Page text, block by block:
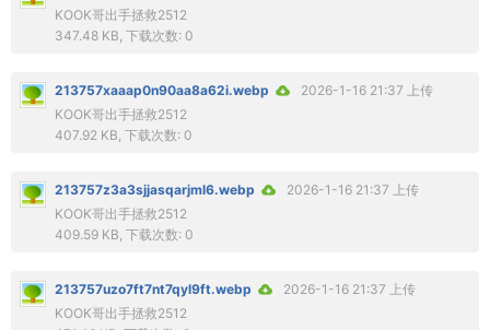
KOOK哥出手拯救2512
347.48 KB, 下载次数: 0
213757xaaap0n90aa8a62i.webp
2026-1-16 21:37 上传
KOOK哥出手拯救2512
407.92 KB, 下载次数: 0
213757z3a3sjjasqarjml6.webp
2026-1-16 21:37 上传
KOOK哥出手拯救2512
409.59 KB, 下载次数: 0
213757uzo7ft7nt7qyl9ft.webp
2026-1-16 21:37 上传
KOOK哥出手拯救2512